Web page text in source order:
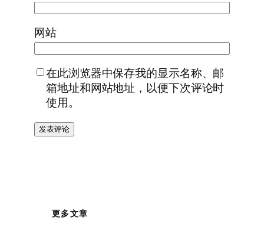
网站
在此浏览器中保存我的显示名称、邮
箱地址和网站地址，以便下次评论时
使用。
更多文章